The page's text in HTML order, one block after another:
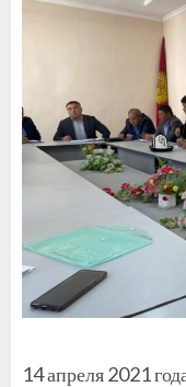
14 апреля 2021